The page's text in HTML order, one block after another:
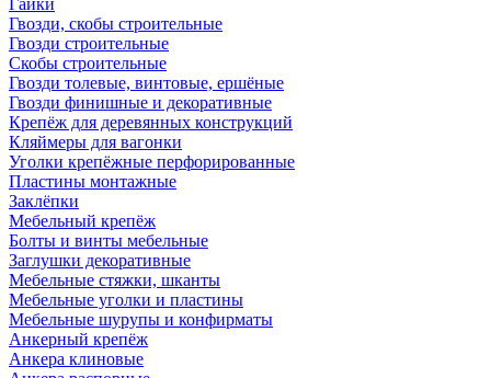
Гайки
Гвозди, скобы строительные
Гвозди строительные
Скобы строительные
Гвозди толевые, винтовые, ершёные
Гвозди финишные и декоративные
Крепёж для деревянных конструкций
Кляймеры для вагонки
Уголки крепёжные перфорированные
Пластины монтажные
Заклёпки
Мебельный крепёж
Болты и винты мебельные
Заглушки декоративные
Мебельные стяжки, шканты
Мебельные уголки и пластины
Мебельные шурупы и конфирматы
Анкерный крепёж
Анкера клиновые